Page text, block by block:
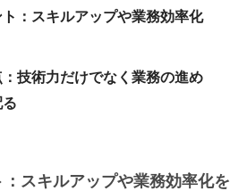
：スキルアップや業務効率化
技術力だけでなく業務の進め
スキルアップや業務効率化を